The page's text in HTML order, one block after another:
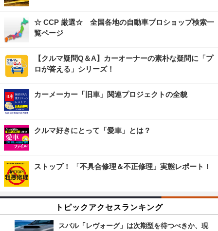
☆ CCP 厳選☆ 全国各地の自動車プロショップ検索一
覧ページ
【クルマ疑問Q＆A】カーオーナーの素朴な疑問に「プ
ロが答える」シリーズ！
カーメーカー「旧車」関連プロジェクトの全貌
クルマ好きにとって「愛車」とは？
ストップ！ 「不具合修理＆不正修理」実態レポート！
トピックアクセスランキング
スバル「レヴォーグ」は次期型を待つべきか、現